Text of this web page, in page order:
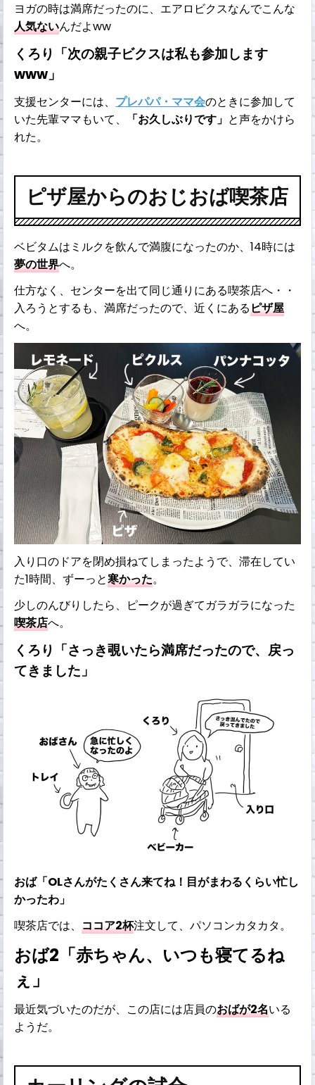
ヨガの時は満席だったのに、エアロビクスなんでこんな
人気ないんだよww
くろり「次の親子ビクスは私も参加します
www」
支援センターには、 プレパパ・ママ会のときに参加して
いた先輩ママもいて、 「お久しぶりです」 と声をかけら
れた。
ピザ屋からのおじおば喫茶店
ベビタムはミルクを飲んで満腹になったのか、14時には
夢の世界へ。
仕方なく、センターを出て同じ通りにある喫茶店へ・・
入ろうとするも、満席だったので、近くにあるピザ屋
へ。
入り口のドアを閉め損ねてしまったようで、滞在してい
た1時間、ずーっと寒かった。
少しのんびりしたら、ピークが過ぎてガラガラになった
喫茶店へ。
くろり「さっき覗いたら満席だったので、戻っ
てきました」
おば「OLさんがたくさん来てね！目がまわるくらい忙し
かったわ」
喫茶店では、ココア2杯注文して、パソコンカタカタ。
おば2「赤ちゃん、いつも寝てるね
ぇ」
最近気づいたのだが、この店には店員のおばが2名いる
ようだ。